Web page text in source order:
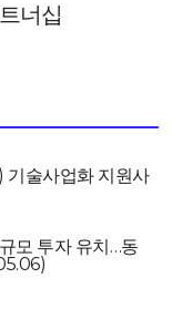
너십
술사업화 지원사
모 투자 유치…동